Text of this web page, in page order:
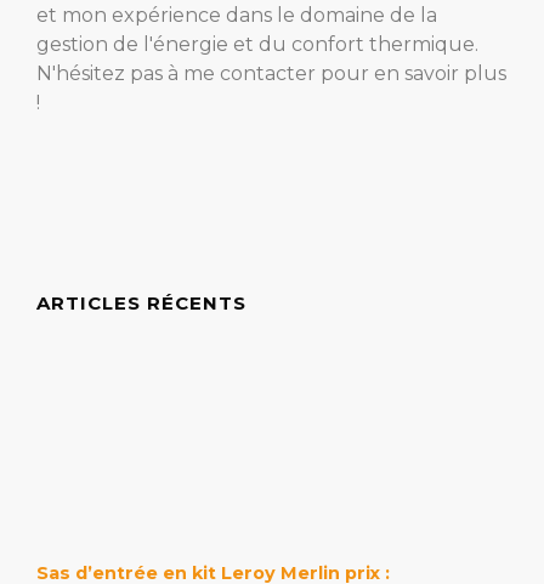
et mon expérience dans le domaine de la
gestion de l'énergie et du confort thermique.
N'hésitez pas à me contacter pour en savoir plus
!
ARTICLES RÉCENTS
Sas d’entrée en kit Leroy Merlin prix :